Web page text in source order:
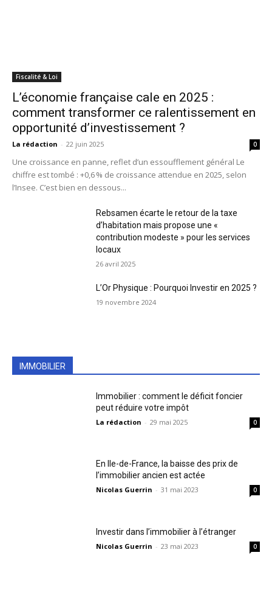
Fiscalité & Loi
L’économie française cale en 2025 :
comment transformer ce ralentissement en
opportunité d’investissement ?
La rédaction - 22 juin 2025 0
Une croissance en panne, reflet d’un essoufflement général Le
chiffre est tombé : +0,6 % de croissance attendue en 2025, selon
l’Insee. C’est bien en dessous...
Rebsamen écarte le retour de la taxe
d’habitation mais propose une «
contribution modeste » pour les services
locaux
26 avril 2025
L’Or Physique : Pourquoi Investir en 2025 ?
19 novembre 2024
IMMOBILIER
Immobilier : comment le déficit foncier
peut réduire votre impôt
La rédaction - 29 mai 2025 0
En Ile-de-France, la baisse des prix de
l’immobilier ancien est actée
Nicolas Guerrin - 31 mai 2023 0
Investir dans l’immobilier à l’étranger
Nicolas Guerrin - 23 mai 2023 0